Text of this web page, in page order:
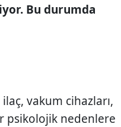
Bu du­rumda
vakum cihazları,
psikolojik nedenlere